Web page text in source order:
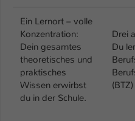
Ein Lernort – volle
Konzentration:
Dein gesamtes
theoretisches und
praktisches
Wissen erwirbst
du in der Schule.
Drei
Du